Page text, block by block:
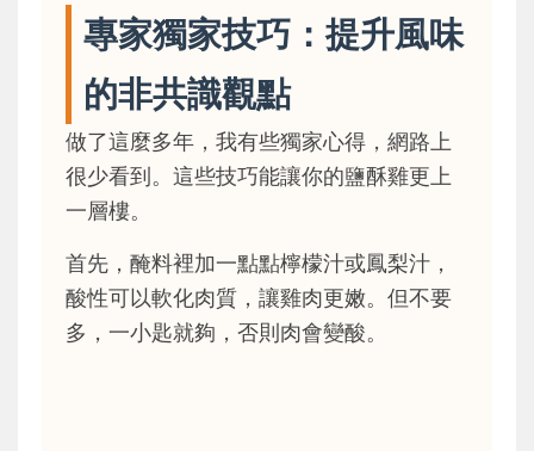
專家獨家技巧：提升風味
的非共識觀點
做了這麼多年，我有些獨家心得，網路上
很少看到。這些技巧能讓你的鹽酥雞更上
一層樓。
首先，醃料裡加一點點檸檬汁或鳳梨汁，
酸性可以軟化肉質，讓雞肉更嫩。但不要
多，一小匙就夠，否則肉會變酸。